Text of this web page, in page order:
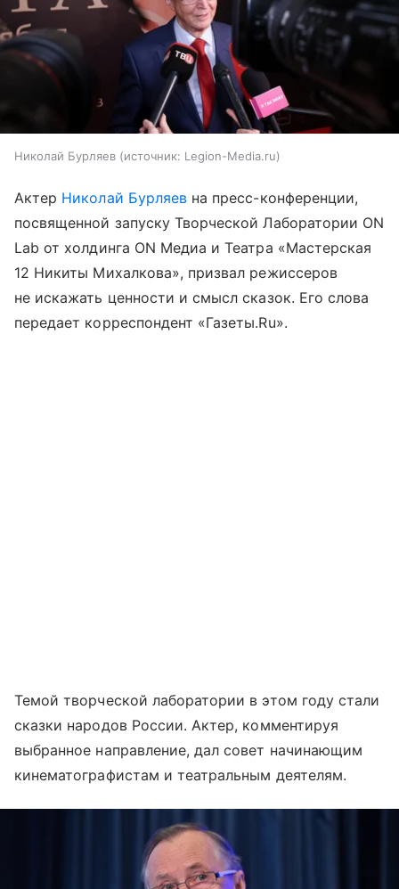
Николай Бурляев источник: Legion-Media.ru
Актер Николай Бурляев на пресс-конференции,
посвященной запуску Творческой Лаборатории ON
Lab от холдинга ON Медиа и Театра «Мастерская
12 Никиты Михалкова», призвал режиссеров
не искажать ценности и смысл сказок. Его слова
передает корреспондент «Газеты.Ru».
Темой творческой лаборатории в этом году стали
сказки народов России. Актер, комментируя
выбранное направление, дал совет начинающим
кинематографистам и театральным деятелям.